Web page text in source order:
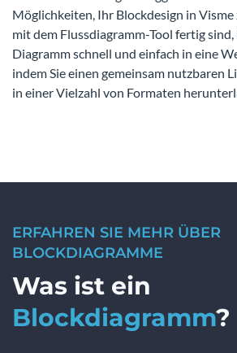
Möglichkeiten, Ihr Blockdesign in Visme
mit dem Flussdiagramm-Tool fertig
Diagramm schnell und einfach in eine
indem Sie einen gemeinsam nutzbaren
in einer Vielzahl von Formaten
ERFAHREN SIE MEHR ÜBER
BLOCKDIAGRAMME
Was ist ein
Blockdiagramm?